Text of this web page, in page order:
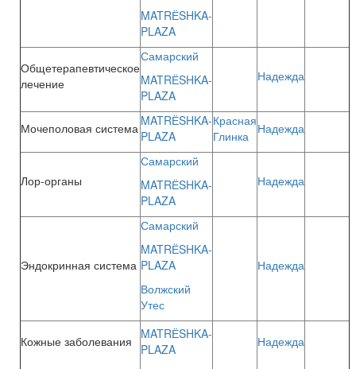
MATRЁSHKA-
PLAZA
Общетерапевтическое
лечение
Самарский
MATRЁSHKA-
PLAZA
Надежда
Мочеполовая система MATRЁSHKA-
PLAZA
Красная
Глинка Надежда
Лор-органы
Самарский
MATRЁSHKA-
PLAZA
Надежда
Эндокринная система
Самарский
MATRЁSHKA-
PLAZA
Волжский
Утес
Надежда
Кожные заболевания
MATRЁSHKA-
PLAZA
Надежда